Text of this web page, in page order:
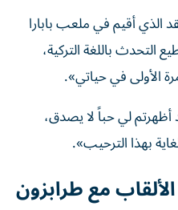
الذي أقيم في ملعب بابارا
باللغة التركية،
الأولى في حياتي».
لي حباً لا يصدق،
بهذا الترحيب».
مع طرابزون